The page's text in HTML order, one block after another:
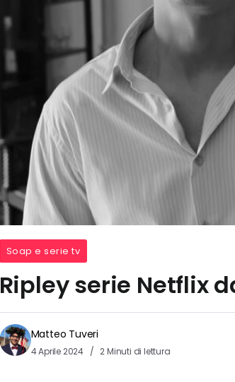
Soap e serie tv
Ripley serie Netflix
Matteo Tuveri
4 Aprile 2024 2 Minuti di lettura